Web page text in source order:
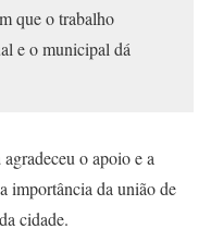
que o trabalho
e o municipal dá
agradeceu o apoio e a
importância da união de
cidade.